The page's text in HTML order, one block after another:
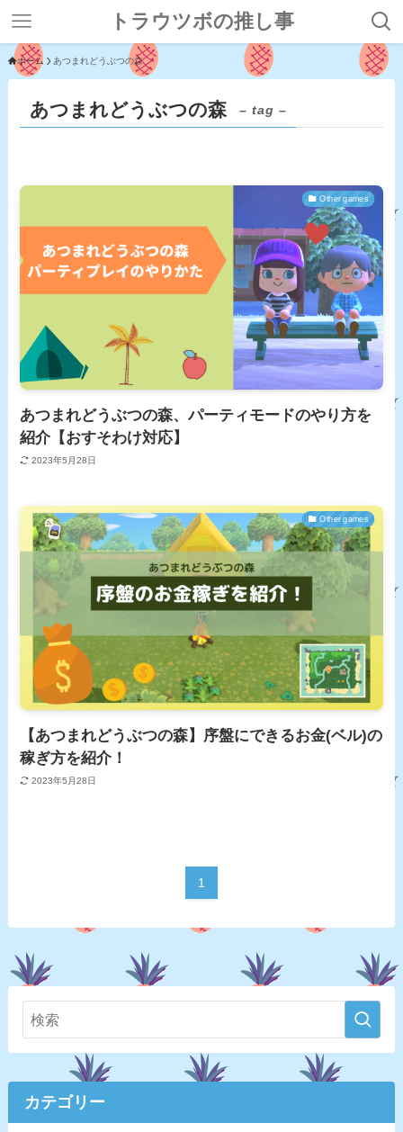
トラウツボの推し事
ホーム あつまれどうぶつの森
あつまれどうぶつの森 – tag –
Other games
あつまれどうぶつの森、パーティモードのやり方を
紹介【おすそわけ対応】
2023年5月28日
Other games
【あつまれどうぶつの森】序盤にできるお金(ベル)の
稼ぎ方を紹介！
2023年5月28日
1
カテゴリー